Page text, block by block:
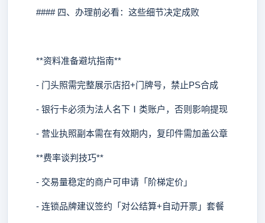
#### 四、办理前必看：这些细节决定成败
**资料准备避坑指南**
- 门头照需完整展示店招+门牌号，禁止PS合成
- 银行卡必须为法人名下Ⅰ类账户，否则影响提现
- 营业执照副本需在有效期内，复印件需加盖公章
**费率谈判技巧**
- 交易量稳定的商户可申请「阶梯定价」
- 连锁品牌建议签约「对公结算+自动开票」套餐